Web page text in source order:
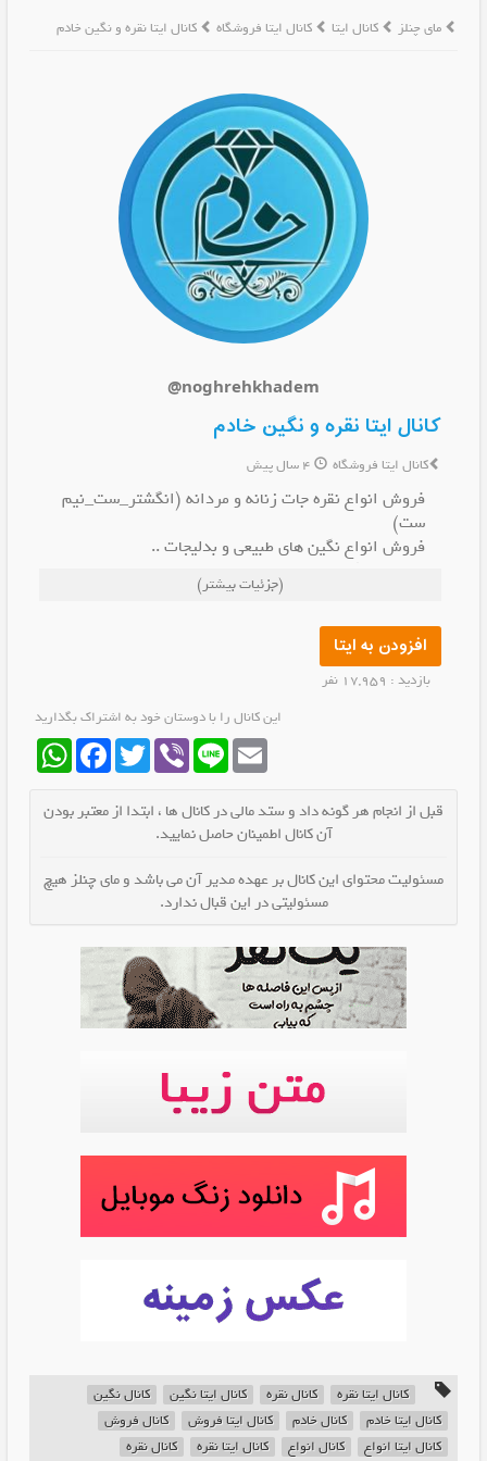
مای چنلز کانال ایتا کانال ایتا فروشگاه کانال ایتا نقره و نگین خادم
@noghrehkhadem
کانال ایتا نقره و نگین خادم
کانال ایتا فروشگاه
فروش انواع نقره جات زنانه و مردانه (انگشتر_ست_نیم
ست)
فروش انواع نگین های طبیعی و بدلیجات ..
ارسال رایگان به سراسر کشور
@noghrehkhadem69
(جزئیات بیشتر)
افزودن به ایتا
بازدید : 17,959 نفر
این کانال را با دوستان خود به اشتراک بگذارید
WhatsAppFacebookTwitter Viber Line Email
قبل از انجام هر گونه داد و ستد مالی در کانال ها ، ابتدا از معتبر بودن
آن کانال اطمینان حاصل نمایید.
مسئولیت محتوای این کانال بر عهده مدیر آن می باشد و مای چنلز هیچ
مسئولیتی در این قبال ندارد.
کانال ایتا نقره کانال نقره کانال ایتا نگین
کانال نگین
کانال ایتا خادم
کانال خادم کانال ایتا فروش
کانال فروش
کانال ایتا انواع
کانال انواع کانال ایتا نقره کانال نقره